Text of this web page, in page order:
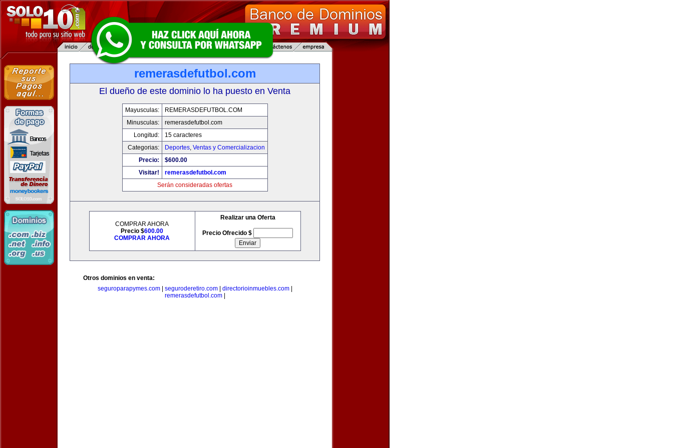
remerasdefutbol.com
El dueño de este dominio lo ha puesto en Venta
Mayusculas:
REMERASDEFUTBOL.COM
Minusculas:
remerasdefutbol.com
Longitud:
15 caracteres
Categorias:
Deportes, Ventas y Comercializacion
Precio:
$600.00
Visitar!
remerasdefutbol.com
Serán consideradas ofertas
COMPRAR AHORA
Precio $600.00
COMPRAR AHORA
Realizar una Oferta
Precio Ofrecido $
Otros dominios en venta:
seguroparapymes.com| seguroderetiro.com| directorioinmuebles.com|
remerasdefutbol.com|